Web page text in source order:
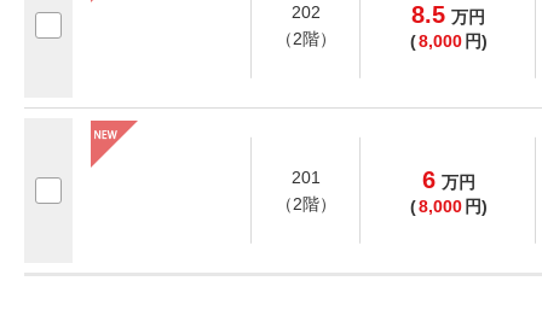
202
（2階）
8.5 万円
(8,000 円)
201
（2階）
6 万円
(8,000 円)